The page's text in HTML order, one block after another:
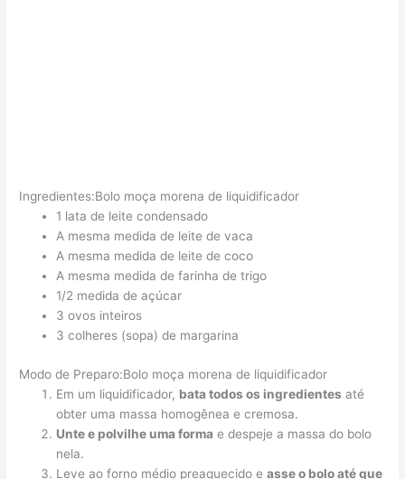
Ingredientes:Bolo moça morena de liquidificador
1 lata de leite condensado
A mesma medida de leite de vaca
A mesma medida de leite de coco
A mesma medida de farinha de trigo
1/2 medida de açúcar
3 ovos inteiros
3 colheres (sopa) de margarina
Modo de Preparo:Bolo moça morena de liquidificador
Em um liquidificador, bata todos os ingredientes até
obter uma massa homogênea e cremosa.
Unte e polvilhe uma forma e despeje a massa do bolo
nela.
Leve ao forno médio preaquecido easse o bolo até que